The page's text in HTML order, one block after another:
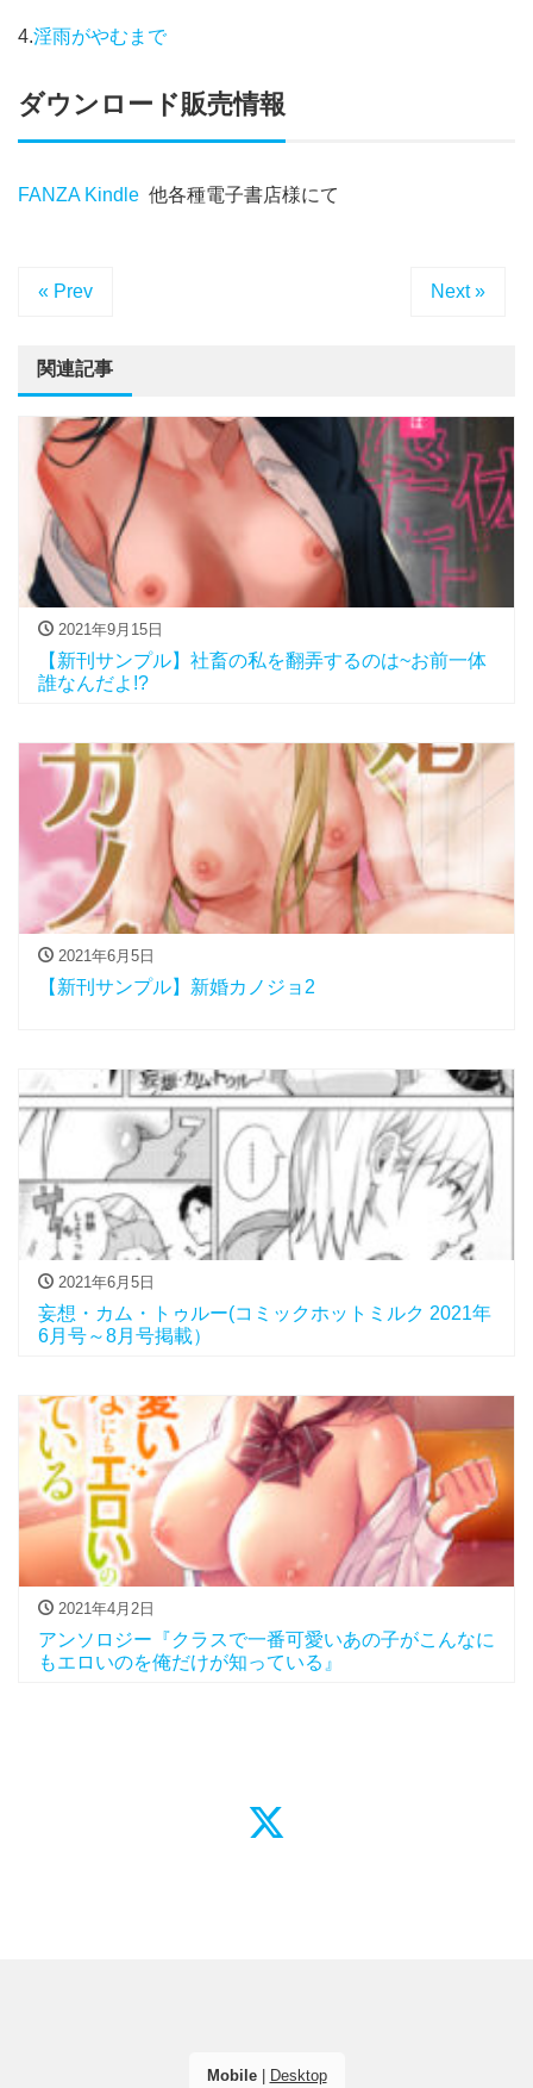
4.淫雨がやむまで
ダウンロード販売情報
FANZA Kindle 他各種電子書店様にて
« Prev Next »
関連記事
2021年9月15日
【新刊サンプル】社畜の私を翻弄するのは~お前一体
誰なんだよ!?
2021年6月5日
【新刊サンプル】新婚カノジョ2
2021年6月5日
妄想・カム・トゥルー(コミックホットミルク 2021年
6月号～8月号掲載）
2021年4月2日
アンソロジー『クラスで一番可愛いあの子がこんなに
もエロいのを俺だけが知っている』
Mobile| Desktop